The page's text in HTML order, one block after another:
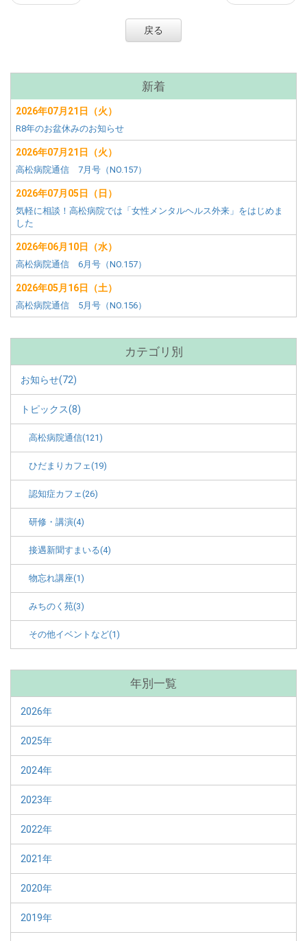
戻る
ブ
メ
ニ
ュ
ー
新着
2026年07月21日（火）
R8年のお盆休みのお知らせ
2026年07月21日（火）
高松病院通信 7月号（NO.157）
2026年07月05日（日）
気軽に相談！高松病院では「女性メンタルヘルス外来」をはじめま
した
2026年06月10日（水）
高松病院通信 6月号（NO.157）
2026年05月16日（土）
高松病院通信 5月号（NO.156）
カテゴリ別
お知らせ(72)
トピックス(8)
高松病院通信(121)
ひだまりカフェ(19)
認知症カフェ(26)
研修・講演(4)
接遇新聞すまいる(4)
物忘れ講座(1)
みちのく苑(3)
その他イベントなど(1)
年別一覧
2026年
2025年
2024年
2023年
2022年
2021年
2020年
2019年